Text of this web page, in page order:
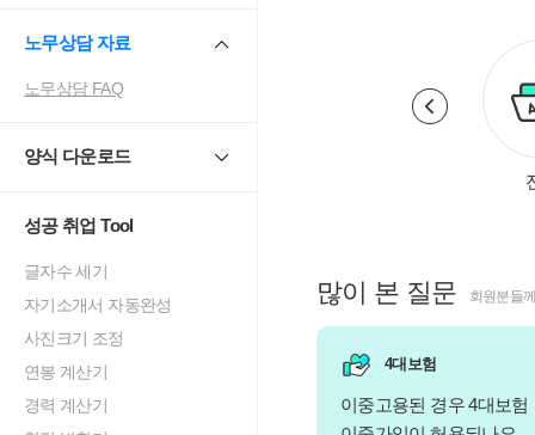
노무상담 자료
노무상담 FAQ
양식 다운로드
성공 취업 Tool
글자수 세기
자기소개서 자동완성
사진크기 조정
연봉 계산기
경력 계산기
많이 본 질문 회원분들
4대보험
이중고용된 경우 4대보험